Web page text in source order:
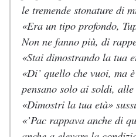
le tremende stonature di
«Era un tipo profondo,
Non ne fanno più, di
«Stai dimostrando la tua
«Di’ quello che vuoi, ma
pensano solo ai soldi,
«Dimostri la tua età»
«’Pac rappava anche di